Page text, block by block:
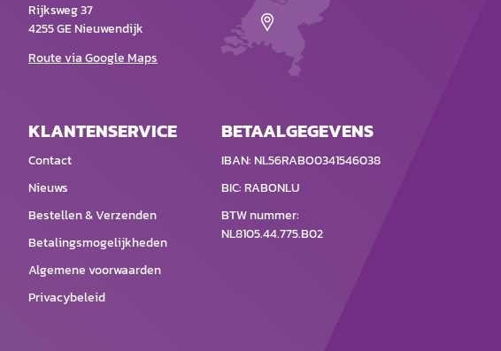
Rijksweg 37
4255 GE Nieuwendijk
Route via Google Maps
KLANTENSERVICE
Contact
Nieuws
Bestellen & Verzenden
Betalingsmogelijkheden
Algemene voorwaarden
Privacybeleid
BETAALGEGEVENS
IBAN: NL56RABO0341546038
BIC: RABONLU
BTW nummer:
NL8105.44.775.B02